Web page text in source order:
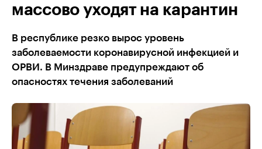
массово уходят на карантин
В республике резко вырос уровень
заболеваемости коронавирусной инфекцией и
ОРВИ. В Минздраве предупреждают об
опасностях течения заболеваний